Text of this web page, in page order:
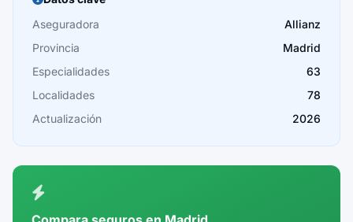
Cáceres
Cádiz
Cantabria
Castellón
Córdoba
Aseguradora
Allianz
Provincia
Madrid
Especialidades
63
Localidades
78
Actualización
2026